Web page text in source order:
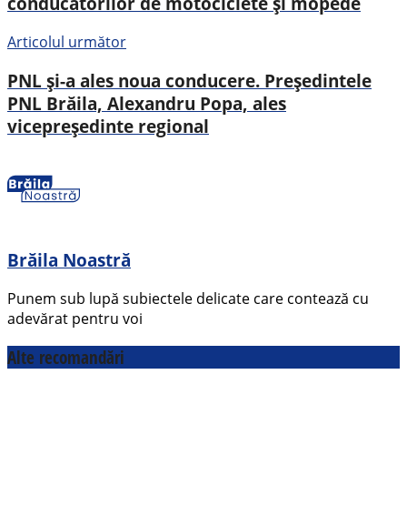
Articolul următor
PNL și-a ales noua conducere. Președintele
PNL Brăila, Alexandru Popa, ales
vicepreședinte regional
Brăila Noastră
Punem sub lupă subiectele delicate care contează cu
adevărat pentru voi
Alte recomandări